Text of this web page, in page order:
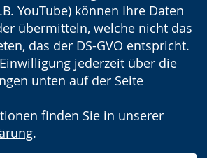
YouTube) können Ihre Daten
übermitteln, welche nicht das
das der DS-GVO entspricht.
jederzeit über die
unten auf der Seite
finden Sie in unserer
.